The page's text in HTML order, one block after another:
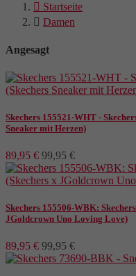
 Startseite
 Damen
Hersteller
Preis
€
€
Ballerinas
4
Boots
Mokassins
1
Angesagt
Skechers 155521-WHT -
Sneaker mit Herzen)
89,95 € 99,95 €
Skechers 155506-WBK:
JGoldcrown Uno Loving Love)
89,95 € 99,95 €